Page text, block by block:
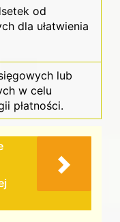
od
dla ułatwienia
lub
w celu
płatności.